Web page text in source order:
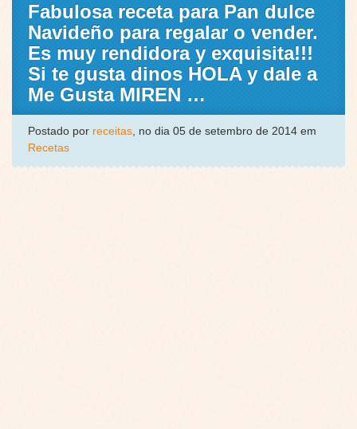
Fabulosa receta para Pan dulce
Navideño para regalar o vender.
Es muy rendidora y exquisita!!!
Si te gusta dinos HOLA y dale a
Me Gusta MIREN …
Postado por receitas, no dia 05 de setembro de 2014 em
Recetas